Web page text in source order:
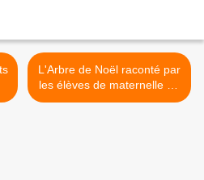
L'Arbre de Noël raconté par
les élèves de maternelle de
La Chapelle. >